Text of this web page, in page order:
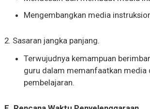
Mengembangkan media
2. Sasaran jangka panjang.
Terwujudnya kemampuan
guru dalam memanfaatkan media
pembelajaran.